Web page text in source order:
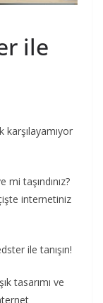
ile
taşındınız?
internetiniz
ile tanışın!
tasarımı ve